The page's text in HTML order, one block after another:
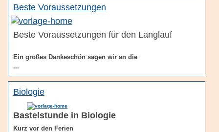
Beste Voraussetzungen
Beste Voraussetzungen für den Langlauf
Ein großes Dankeschön sagen wir an die
...
Biologie
Bastelstunde in Biologie
Kurz vor den Ferien